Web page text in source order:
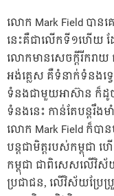
លោក Mark Field បាន
នេះគឺជាលើកទី១ហើយ
លោកមានសេចក្តីរីករា
អង់គ្លេស គឺទំនាក់ទំនងទ្
ទំនងជាមួយអាស៊ាន ក៏ដូច
ទំនងនេះ កាន់តែបន្តរឹង
លោក Mark Field ក៏បា
បន្តជាមិត្តរបស់កម្ពុជា
កម្ពុជា ជាពិសេសលើវិស័
ប្រជាជន, លើវិស័យប្រែ